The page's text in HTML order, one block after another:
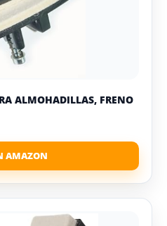
ALMOHADILLAS, FRENO